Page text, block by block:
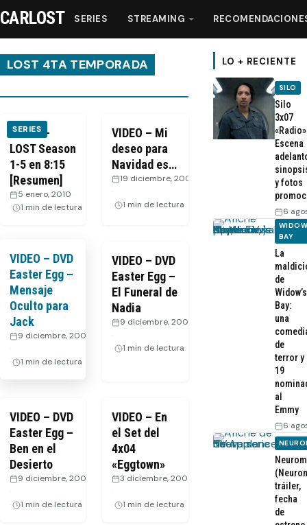
Streaming
Recomendaciones
Webisodios
CARLOST SERIES STREAMING
LOST 4TA TEMPORADA
SERIES
VIDEO –
LOST Season
1-5 en 8:15
[Resumen]
5 enero, 2010
1 min de lectura
VIDEO – Mi
deseo para
Navidad es…
19 diciembre, 2008
1 min de lectura
VIDEO – DVD
Easter Egg –
Mensaje
Oculto para
Jack
9 diciembre, 2008
1 min de lectura
VIDEO – DVD
Easter Egg –
El Funeral de
Nadia
9 diciembre, 2008
1 min de lectura
VIDEO – DVD
Easter Egg –
Ben en el
Desierto
9 diciembre, 2008
1 min de lectura
VIDEO – En
el Set del
4x04
«Eggtown»
3 diciembre, 2008
1 min de lectura
LO + RECIENTE
SILO
Silo
3x07
Escena
y fotos
6
BAY
La
de
Widow’s
Bay:
una
de
terror y
19
al
Emmy
6
tráiler,
fecha
de